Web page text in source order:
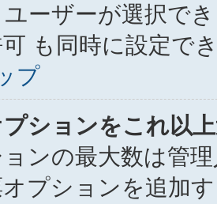
ユーザーが選択で
も同時に設定で
プ
ションをこれ以
ンの最大数は管
プションを追加